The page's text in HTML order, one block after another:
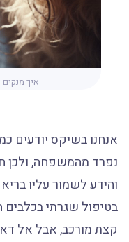
איך מנקים
אנחנו בשיקס יודעים
נפרד מהמשפחה, ולכן
והידע לשמור עליו
בטיפול שגרתי בכלבים
קצת מורכב, אבל אל